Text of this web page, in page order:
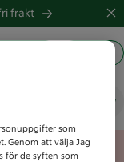
frakt
som
Genom att välja Jag
för de syften som